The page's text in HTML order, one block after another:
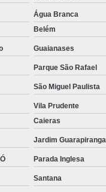
Água Branca
Belém
Guaianases
Parque São Rafael
São Miguel Paulista
Vila Prudente
Caieras
Jardim Guarapiranga
Parada Inglesa
Santana